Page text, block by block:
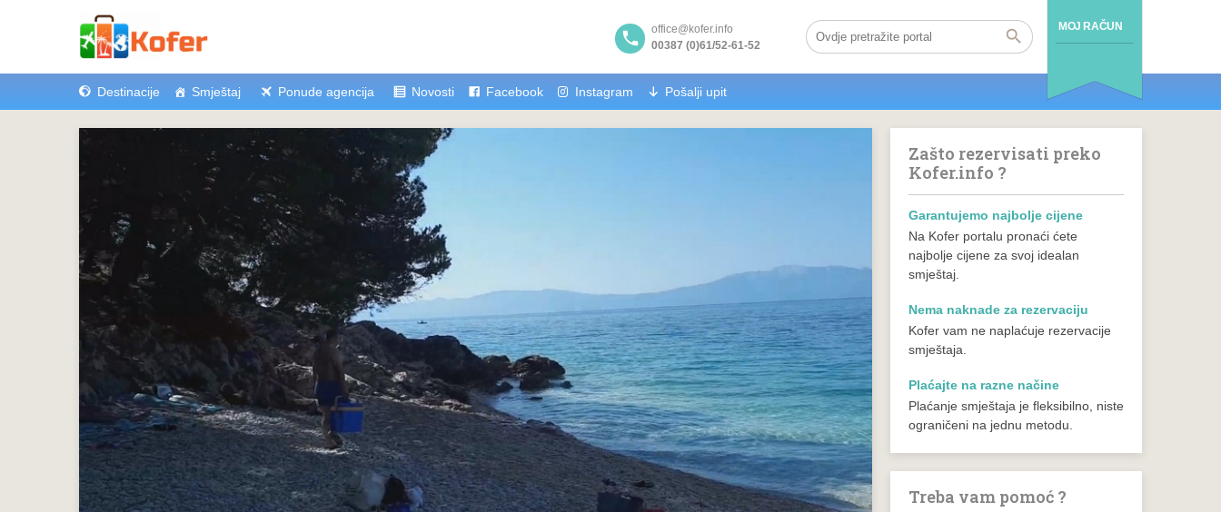
MOJ RAČUN
office@kofer.info
00387 (0)61/52-61-52
Destinacije Smještaj Ponude agencija Novosti Facebook Instagram Pošalji upit
Zašto rezervisati preko
Kofer.info ?
Garantujemo najbolje cijene
Na Kofer portalu pronaći ćete
najbolje cijene za svoj idealan
smještaj.
Nema naknade za rezervaciju
Kofer vam ne naplaćuje rezervacije
smještaja.
Plaćajte na razne načine
Plaćanje smještaja je fleksibilno, niste
ograničeni na jednu metodu.
Treba vam pomoć ?